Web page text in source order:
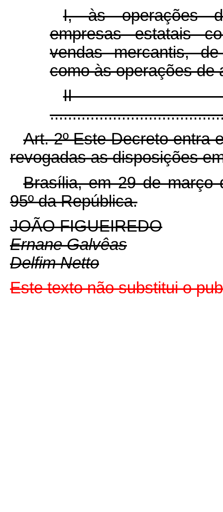
I, às operações
empresas estatais
vendas mercantis,
como às operações de
Art. 2º Este Decreto entra
revogadas as disposições
Brasília, em 29 de março
95º da República.
JOÃO FIGUEIREDO
Ernane Galvêas
Delfim Netto
Este texto não substitui o